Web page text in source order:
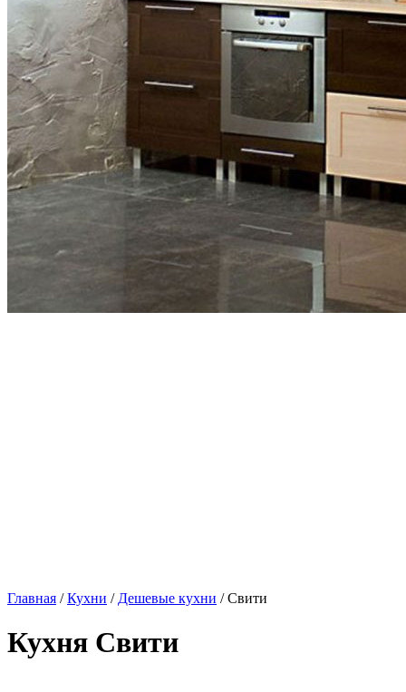
Главная /Кухни / Дешевые кухни / Свити
Кухня Свити